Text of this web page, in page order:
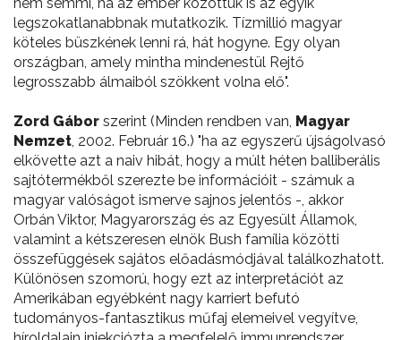
legszokatlanabbnak mutatkozik. Tízmillió magyar
köteles büszkének lenni rá, hát hogyne. Egy olyan
országban, amely mintha mindenestül Rejtő
legrosszabb álmaiból szökkent volna elő".
Zord Gábor szerint (Minden rendben van, Magyar
Nemzet, 2002. Február 16.) "ha az egyszerű újságolvasó
elkövette azt a naiv hibát, hogy a múlt héten balliberális
sajtótermékből szerezte be információit - számuk a
magyar valóságot ismerve sajnos jelentős -, akkor
Orbán Viktor, Magyarország és az Egyesült Államok,
valamint a kétszeresen elnök Bush família közötti
összefüggések sajátos előadásmódjával találkozhatott.
Különösen szomorú, hogy ezt az interpretációt az
Amerikában egyébként nagy karriert befutó
tudományos-fantasztikus műfaj elemeivel vegyítve,